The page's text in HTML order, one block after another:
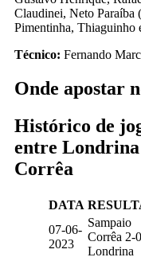
Claudinei, Neto Paraíba
Pimentinha, Thiaguinho
Técnico: Fernando
Onde apostar
Histórico de
entre Londrina
Corrêa
DATA
07-06-
2023
Sampaio
Corrêa 2-0
Londrina